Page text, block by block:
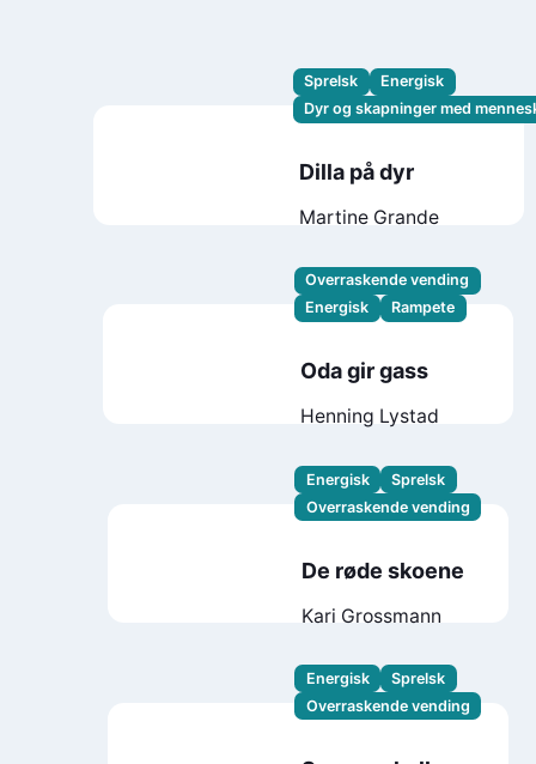
Sprelsk
Energisk
Dyr og skapninger med
Dilla på dyr
Martine Grande
Overraskende vending
Energisk
Rampete
Oda gir gass
Henning Lystad
Energisk
Sprelsk
Overraskende vending
De røde skoene
Kari Grossmann
Energisk
Sprelsk
Overraskende vending